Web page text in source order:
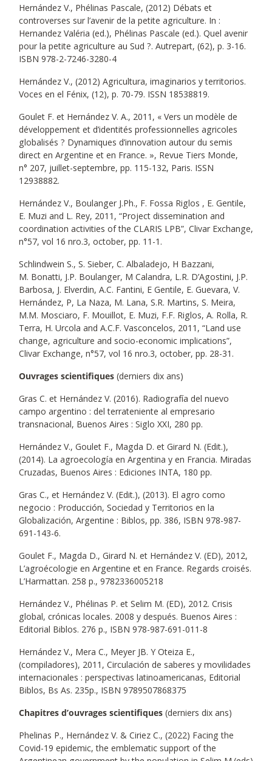
Hernández V., Phélinas Pascale, (2012) Débats et
controverses sur l’avenir de la petite agriculture. In :
Hernandez Valéria (ed.), Phélinas Pascale (ed.). Quel avenir
pour la petite agriculture au Sud ?. Autrepart, (62), p. 3-16.
ISBN 978-2-7246-3280-4
Hernández V., (2012) Agricultura, imaginarios y territorios.
Voces en el Fénix, (12), p. 70-79. ISSN 18538819.
Goulet F. et Hernández V. A., 2011, « Vers un modèle de
développement et d’identités professionnelles agricoles
globalisés ? Dynamiques d’innovation autour du semis
direct en Argentine et en France. », Revue Tiers Monde,
n° 207, juillet-septembre, pp. 115-132, Paris. ISSN
12938882.
Hernández V., Boulanger J.Ph., F. Fossa Riglos , E. Gentile,
E. Muzi and L. Rey, 2011, “Project dissemination and
coordination activities of the CLARIS LPB”, Clivar Exchange,
n°57, vol 16 nro.3, october, pp. 11-1.
Schlindwein S., S. Sieber, C. Albaladejo, H Bazzani,
M. Bonatti, J.P. Boulanger, M Calandra, L.R. D’Agostini, J.P.
Barbosa, J. Elverdin, A.C. Fantini, E Gentile, E. Guevara, V.
Hernández, P, La Naza, M. Lana, S.R. Martins, S. Meira,
M.M. Mosciaro, F. Mouillot, E. Muzi, F.F. Riglos, A. Rolla, R.
Terra, H. Urcola and A.C.F. Vasconcelos, 2011, “Land use
change, agriculture and socio-economic implications”,
Clivar Exchange, n°57, vol 16 nro.3, october, pp. 28-31.
Ouvrages scientifiques (derniers dix ans)
Gras C. et Hernández V. (2016). Radiografía del nuevo
campo argentino : del terrateniente al empresario
transnacional, Buenos Aires : Siglo XXI, 280 pp.
Hernández V., Goulet F., Magda D. et Girard N. (Edit.),
(2014). La agroecología en Argentina y en Francia. Miradas
Cruzadas, Buenos Aires : Ediciones INTA, 180 pp.
Gras C., et Hernández V. (Edit.), (2013). El agro como
negocio : Producción, Sociedad y Territorios en la
Globalización, Argentine : Biblos, pp. 386, ISBN 978-987-
691-143-6.
Goulet F., Magda D., Girard N. et Hernández V. (ED), 2012,
L’agroécologie en Argentine et en France. Regards croisés.
L’Harmattan. 258 p., 9782336005218
Hernández V., Phélinas P. et Selim M. (ED), 2012. Crisis
global, crónicas locales. 2008 y después. Buenos Aires :
Editorial Biblos. 276 p., ISBN 978-987-691-011-8
Hernández V., Mera C., Meyer JB. Y Oteiza E.,
(compiladores), 2011, Circulación de saberes y movilidades
internacionales : perspectivas latinoamericanas, Editorial
Biblos, Bs As. 235p., ISBN 9789507868375
Chapitres d’ouvrages scientifiques (derniers dix ans)
Phelinas P., Hernández V. & Ciriez C., (2022) Facing the
Covid-19 epidemic, the emblematic support of the